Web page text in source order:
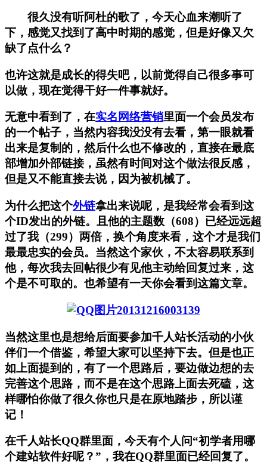
很久没有听阿杜的歌了，今天心血来潮听了
下，感觉又找到了高中时期的感觉，但是好像又欠
缺了点什么？
也许这就是成长的得失吧，以前觉得自己很多事可
以做，现在觉得干好一件事就好。
无意中看到了，在实名网络营销里面一个会员发布
的一个帖子，当然内容我没没有去看，第一眼就看
出来是复制的，然后什么也不修改的，直接在最底
部增加外部链接，虽然有时间对这个做法很反感，
但是又不能直接去说，因为被机械了。
为什么把这个外链拿出来说呢，是我经常会看到这
个ID发出的外链。且他的主题数（608）已经远远超
过了我（299）两倍，换个角度来看，这个才是我们
最最忠实的会员。当然这个家伙，不太容易联系到
他，每次我去回帖很少有见他主动给回复过来，这
个是不可取的。也希望有一天你会看到这篇文章。
当然这里也是想给后面要参加千人站长活动的小伙
伴们一个借鉴，希望大家可以坚持下去。但是也正
如上面提到的，有了一个思路后，要边做边想的去
完善这个思路，而不是在这个思路上面去死磕，这
样哪怕你做了很久你也只是在原地踏步，所以谨
记！
在千人站长QQ群里面，今天有个人问“初学者用哪
个建站软件好呢？”，我在QQ群里面已经回复了。